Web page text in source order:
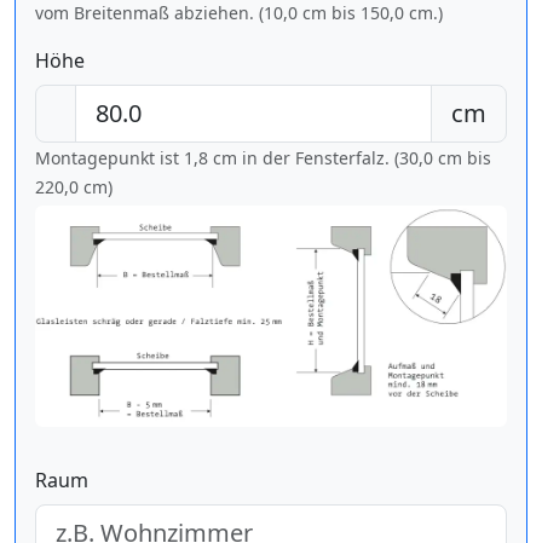
vom Breitenmaß abziehen. (10,0 cm bis 150,0 cm.)
Höhe
cm
Montagepunkt ist 1,8 cm in der Fensterfalz. (30,0 cm bis
220,0 cm)
Raum